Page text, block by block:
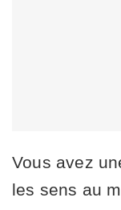
Vous avez
les sens au